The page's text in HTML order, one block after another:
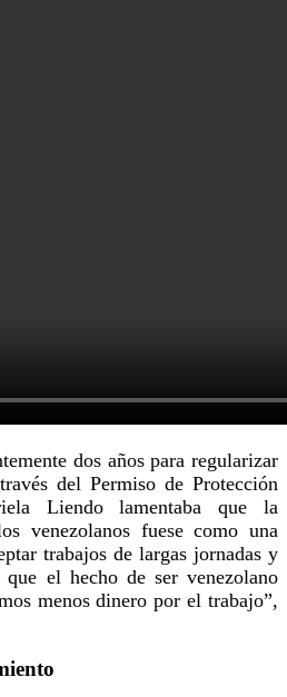
dos años para regularizar
del Permiso de Protección
Liendo lamentaba que la
venezolanos fuese como una
trabajos de largas jornadas y
que el hecho de ser venezolano
menos dinero por el trabajo”,